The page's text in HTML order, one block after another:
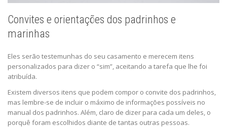
Convites e orientações dos padrinhos e
marinhas
Eles serão testemunhas do seu casamento e merecem itens
personalizados para dizer o “sim”, aceitando a tarefa que lhe foi
atribuída.
Existem diversos itens que podem compor o convite dos padrinhos,
mas lembre-se de incluir o máximo de informações possíveis no
manual dos padrinhos. Além, claro de dizer para cada um deles, o
porquê foram escolhidos diante de tantas outras pessoas.